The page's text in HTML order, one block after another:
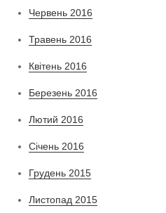
Червень 2016
Травень 2016
Квітень 2016
Березень 2016
Лютий 2016
Січень 2016
Грудень 2015
Листопад 2015